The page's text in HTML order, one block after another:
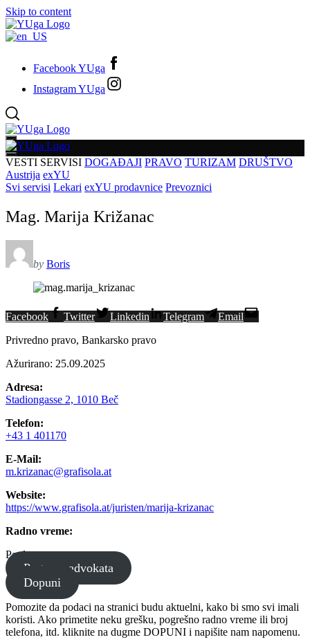
Skip to content
Facebook YUga
Instagram YUga
VESTI SERVISI DOGAĐAJI PRAVO TURIZAM DRUŠTVO
Austrija exYU
Svi servisi Lekari exYU prodavnice Prevoznici
Mag. Marija Križanac
by Boris
Facebook Twitter Linkedin Telegram
Email
Privredno pravo, Bankarsko pravo
Ažurirano: 25.09.2025
Adresa:
Stadiongasse 2, 1010 Beč
Telefon:
+43 1 401170
E-Mail:
m.krizanac@grafisola.at
Website:
https://www.grafisola.at/juristen/marija-krizanac
Radno vreme:
Po dogovoru
Pretraga advokata
Dopuni
Pomozite da podaci na stranici budu aktuelni, kako bi smo svi imali
koristi. Ako primetite neku grešku, pogrešno radno vreme ili broj
telefona, itd. kliknite na dugme DOPUNI i napišite nam napomenu.